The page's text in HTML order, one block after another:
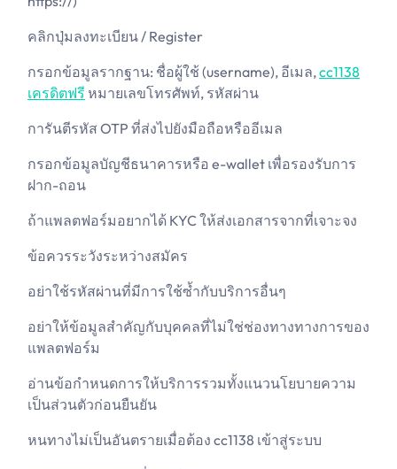
คลิกปุ่มลงทะเบียน / Register
กรอกข้อมูลรากฐาน: ชื่อผู้ใช้ (username), อีเมล,cc1138
เครดิตฟรี หมายเลขโทรศัพท์, รหัสผ่าน
การันตีรหัส OTP ที่ส่งไปยังมือถือหรืออีเมล
กรอกข้อมูลบัญชีธนาคารหรือ e-wallet เพื่อรองรับการ
ฝาก-ถอน
ถ้าแพลตฟอร์มอยากได้ KYC ให้ส่งเอกสารจากที่เจาะจง
ข้อควรระวังระหว่างสมัคร
อย่าใช้รหัสผ่านที่มีการใช้ซ้ำกับบริการอื่นๆ
อย่าให้ข้อมูลสำคัญกับบุคคลที่ไม่ใช่ช่องทางทางการของ
แพลตฟอร์ม
อ่านข้อกำหนดการให้บริการรวมทั้งแนวนโยบายความ
เป็นส่วนตัวก่อนยืนยัน
หนทางไม่เป็นอันตรายเมื่อต้อง cc1138 เข้าสู่ระบบ